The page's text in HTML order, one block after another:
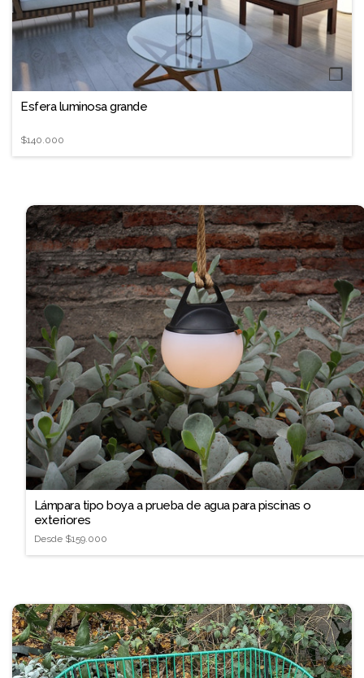
❐
Esfera luminosa grande
$140.000
❐
Lámpara tipo boya a prueba de agua para piscinas o
exteriores
Desde$159.000